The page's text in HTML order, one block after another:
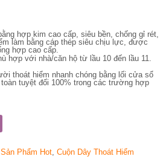
hợp kim cao cấp, siêu bền, chống gỉ rét,
làm bằng cáp thép siêu chịu lực, được
hợp cao cấp.
hợp với nhà/căn hộ từ lầu 10 đến lầu 11.
thoát hiểm nhanh chóng bằng lối cửa sổ
tuyệt đối 100% trong các trường hợp
Sản Phẩm Hot Cuộn Dây Thoát Hiểm